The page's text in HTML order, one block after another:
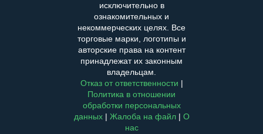
исключительно в
ознакомительных и
некоммерческих целях. Все
торговые марки, логотипы и
авторские права на контент
принадлежат их законным
владельцам.
Отказ от ответственности |
Политика в отношении
обработки персональных
данных| Жалоба на файл| О
нас